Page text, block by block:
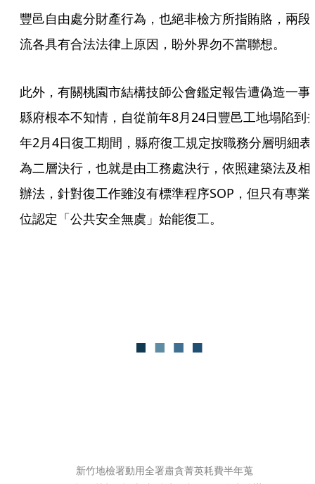
豐邑自由處分財產行為，也絕非檢方所指賄賂，兩段
流各具有合法法律上原因，盼外界勿不當聯想。
此外，有關桃園市結構技師公會鑑定報告遭偽造一事
縣府根夲不知情，自從前年8月24日豐邑工地塌陷到
年2月4日復工期間，縣府復工規定按職務分層明細表
為二層決行，也就是由工務處決行，依照建築法及相
辦法，針對復工作雖沒有標準程序SOP，但只有專業
位認定「公共安全無虞」始能復工。
新竹地檢署動用全署肅貪菁英耗費半年蒐